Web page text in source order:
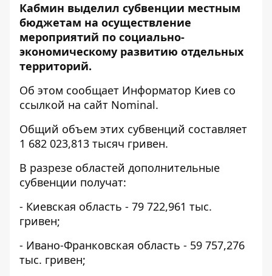
Кабмин выделил субвенции местным
бюджетам на осуществление
мероприятий по социально-
экономическому развитию отдельных
территорий.
Об этом сообщает Информатор Киев со
ссылкой на сайт Nominal.
Общий объем этих субвенций составляет
1 682 023,813 тысяч гривен.
В разрезе областей дополнительные
субвенции получат:
- Киевская область - 79 722,961 тыс.
гривен;
- Ивано-Франковская область - 59 757,276
тыс. гривен;